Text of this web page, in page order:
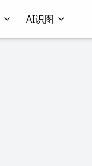
AI识图